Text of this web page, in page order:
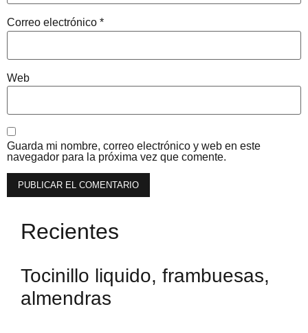
Correo electrónico *
Web
Guarda mi nombre, correo electrónico y web en este
navegador para la próxima vez que comente.
Recientes
Tocinillo liquido, frambuesas,
almendras